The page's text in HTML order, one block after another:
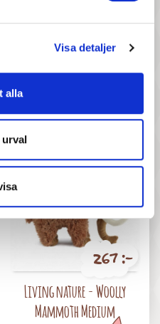
Visa detaljer
alla
Tyrannosaurus Rex
267 :-
Living nature - Woolly
Mammoth Medium